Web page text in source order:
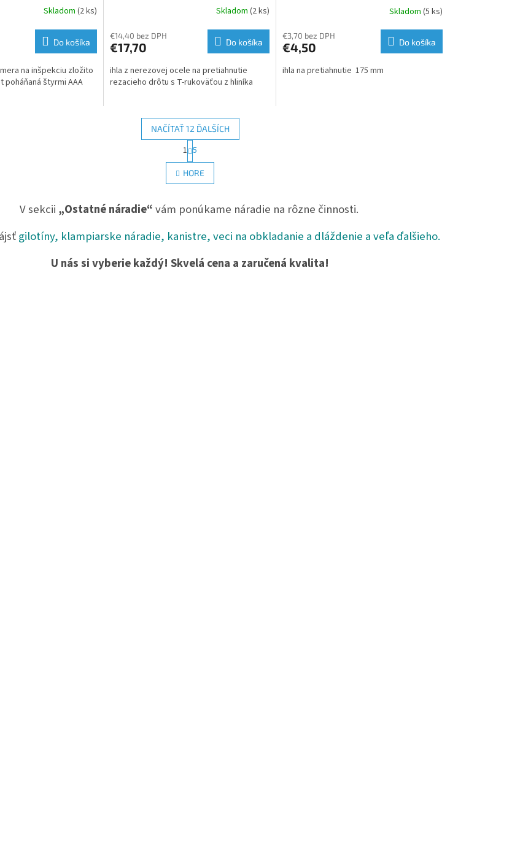
Skladom (2 ks)
Do košíka
na inšpekciu zložito
poháňaná štyrmi AAA
Skladom (2 ks)
€14,40 bez DPH
€17,70 Do košíka
ihla z nerezovej ocele na pretiahnutie
rezacieho drôtu s T-rukoväťou z hliníka
Skladom (5 ks)
€3,70 bez DPH
€4,50 Do košíka
ihla na pretiahnutie 175 mm
O
v
l
a
i
p
NAČÍTAŤ 12 ĎALŠÍCH
S
t
r
á
n
o
n
e
1 5
HORE
V sekcii „Ostatné náradie“vám ponúkame náradie na rôzne činnosti.
gilotíny, klampiarske náradie, kanistre, veci na obkladanie a dláždenie a veľa ďalšieho.
U nás si vyberie každý! Skvelá cena a zaručená kvalita!